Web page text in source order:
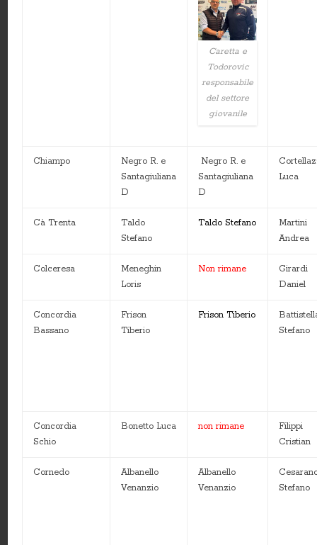
Caretta e
Todorovic
responsabile
del settore
giovanile
Chiampo
Negro R. e
Santagiuliana
D
Negro R. e
Santagiuliana
D
Luca
Cà Trenta
Taldo
Stefano
Taldo Stefano
Martini
Andrea
Colceresa
Meneghin
Loris
Non rimane
Girardi
Daniel
Concordia
Bassano
Frison
Tiberio
Frison Tiberio
Stefano
Concordia
Schio
Bonetto Luca non rimane
Filippi
Cristian
Cornedo
Albanello
Venanzio
Albanello
Venanzio
Stefano